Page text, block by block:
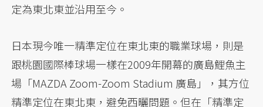
定為東北東並沿用至今。
日本現今唯一精準定位在東北東的職業球場，則是
跟桃園國際棒球場一樣在2009年開幕的廣島鯉魚主
場「MAZDA Zoom-Zoom Stadium 廣島」，其方位
精準定位在東北東，避免西曬問題。但在「精準定